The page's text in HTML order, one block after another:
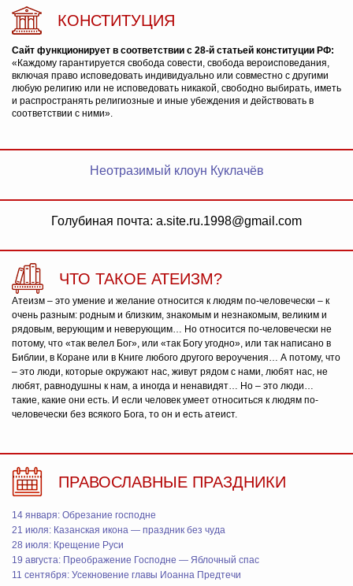
КОНСТИТУЦИЯ
Сайт функционирует в соответствии с 28-й статьей конституции РФ:
«Каждому гарантируется свобода совести, свобода вероисповедания,
включая право исповедовать индивидуально или совместно с другими
любую религию или не исповедовать никакой, свободно выбирать, иметь
и распространять религиозные и иные убеждения и действовать в
соответствии с ними».
Неотразимый клоун Куклачёв
Голубиная почта: a.site.ru.1998@gmail.com
ЧТО ТАКОЕ АТЕИЗМ?
Атеизм – это умение и желание относится к людям по-человечески – к
очень разным: родным и близким, знакомым и незнакомым, великим и
рядовым, верующим и неверующим… Но относится по-человечески не
потому, что «так велел Бог», или «так Богу угодно», или так написано в
Библии, в Коране или в Книге любого другого вероучения… А потому, что
– это люди, которые окружают нас, живут рядом с нами, любят нас, не
любят, равнодушны к нам, а иногда и ненавидят… Но – это люди…
такие, какие они есть. И если человек умеет относиться к людям по-
человечески без всякого Бога, то он и есть атеист.
ПРАВОСЛАВНЫЕ ПРАЗДНИКИ
14 января: Обрезание господне
21 июля: Казанская икона — праздник без чуда
28 июля: Крещение Руси
19 августа: Преображение Господне — Яблочный спас
11 сентября: Усекновение главы Иоанна Предтечи